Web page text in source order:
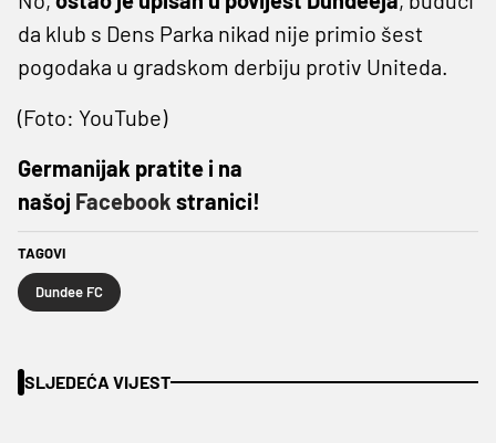
da klub s Dens Parka nikad nije primio šest
pogodaka u gradskom derbiju protiv Uniteda.
(Foto: YouTube)
Germanijak pratite i na
našoj Facebook stranici!
TAGOVI
Dundee FC
SLJEDEĆA VIJEST